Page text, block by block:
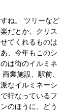
ね。 ツリーなど
だとか、クリス
てくれるものは
、今年もこのシ
は街のイルミネ
業施設、駅前、
なイルミネーシ
行なっているフ
のほうに、どう